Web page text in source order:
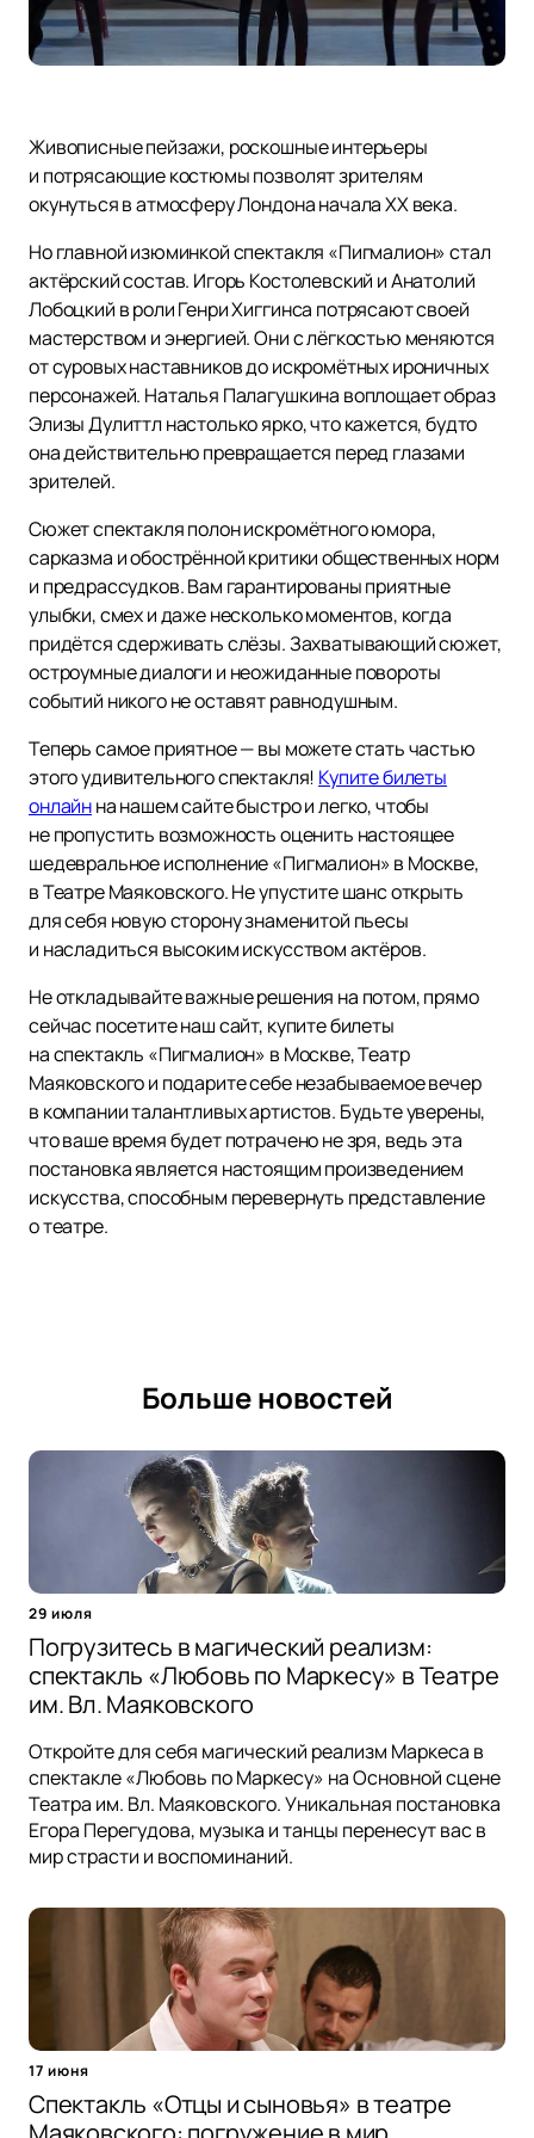
Живописные пейзажи, роскошные интерьеры
и потрясающие костюмы позволят зрителям
окунуться в атмосферу Лондона начала XX века.
Но главной изюминкой спектакля «Пигмалион» стал
актёрский состав. Игорь Костолевский и Анатолий
Лобоцкий в роли Генри Хиггинса потрясают своей
мастерством и энергией. Они с лёгкостью меняются
от суровых наставников до искромётных ироничных
персонажей. Наталья Палагушкина воплощает образ
Элизы Дулиттл настолько ярко, что кажется, будто
она действительно превращается перед глазами
зрителей.
Сюжет спектакля полон искромётного юмора,
сарказма и обострённой критики общественных норм
и предрассудков. Вам гарантированы приятные
улыбки, смех и даже несколько моментов, когда
придётся сдерживать слёзы. Захватывающий сюжет,
остроумные диалоги и неожиданные повороты
событий никого не оставят равнодушным.
Теперь самое приятное — вы можете стать частью
этого удивительного спектакля! Купите билеты
онлайнна нашем сайте быстро и легко, чтобы
не пропустить возможность оценить настоящее
шедевральное исполнение «Пигмалион» в Москве,
в Театре Маяковского. Не упустите шанс открыть
для себя новую сторону знаменитой пьесы
и насладиться высоким искусством актёров.
Не откладывайте важные решения на потом, прямо
сейчас посетите наш сайт, купите билеты
на спектакль «Пигмалион» в Москве, Театр
Маяковского и подарите себе незабываемое вечер
в компании талантливых артистов. Будьте уверены,
что ваше время будет потрачено не зря, ведь эта
постановка является настоящим произведением
искусства, способным перевернуть представление
о театре.
Больше новостей
29 июля
Погрузитесь в магический реализм:
спектакль «Любовь по Маркесу» в Театре
им. Вл. Маяковского
Откройте для себя магический реализм Маркеса в
спектакле «Любовь по Маркесу» на Основной сцене
Театра им. Вл. Маяковского. Уникальная постановка
Егора Перегудова, музыка и танцы перенесут вас в
мир страсти и воспоминаний.
17 июня
Спектакль «Отцы и сыновья» в театре